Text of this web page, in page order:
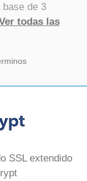
base de 3
todas las
SSL extendido